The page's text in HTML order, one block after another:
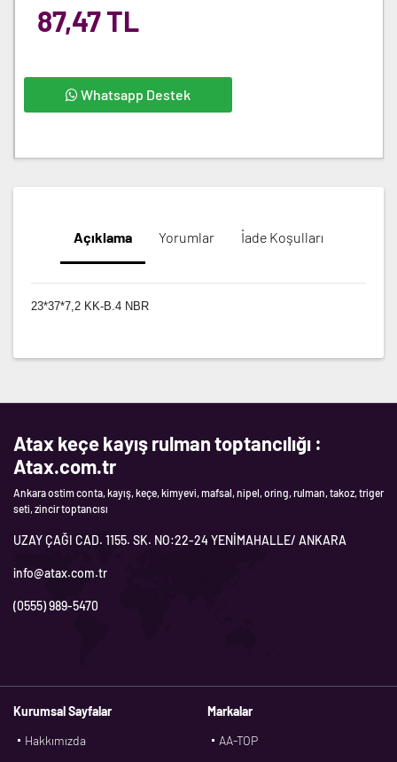
87,47 TL
Whatsapp Destek
Açıklama Yorumlar İade Koşulları
23*37*7,2 KK-B.4 NBR
Atax keçe kayış rulman toptancılığı :
Atax.com.tr
Ankara ostim conta, kayış, keçe, kimyevi, mafsal, nipel, oring, rulman, takoz, triger
seti, zincir toptancısı
UZAY ÇAĞI CAD. 1155. SK. NO:22-24 YENİMAHALLE/ ANKARA
info@atax.com.tr
(0555) 989-5470
Kurumsal Sayfalar
Hakkımızda
Markalar
AA-TOP